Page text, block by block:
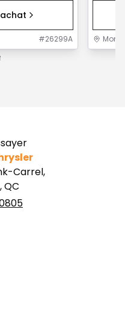
#26299A
Carrel,
QC